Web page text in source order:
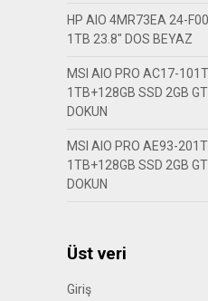
HP AIO 4MR73EA 24-
1TB 23.8″ DOS BEYAZ
MSI AIO PRO AC17-
1TB+128GB SSD 2GB
DOKUN
MSI AIO PRO AE93-
1TB+128GB SSD 2GB
DOKUN
Üst veri
Giriş